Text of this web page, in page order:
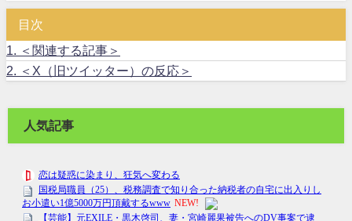
目次
1. ＜関連する記事＞
2. ＜X（旧ツイッター）の反応＞
人気記事